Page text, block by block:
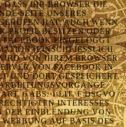
IHR BROWSER DIE
SEITE UNSERES
HAT, AUCH WENN
PROFIL BESITZEN ODER
EINGELOGGT
(EINSCHLIESSLICH I
VON IHREM BROWSER D
VON FACEBOOK IN D
DORT GESPEICHERT. D
E
6 ABS. 1 LIT. F DSGVO AU
INTERESSES VO
EINBLENDUNG VON PE
AUF BASIS DES SU